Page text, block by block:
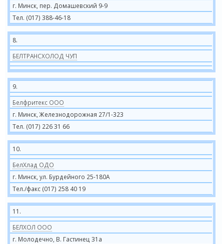
г. Минск, пер. Домашевский 9-9
Тел. (017) 388-46-18
8.
БЕЛТРАНСХОЛОД ЧУП
9.
Белфритекс ООО
г. Минск, Железнодорожная 27/1-323
Тел. (017) 226 31 66
10.
БелХлад ОДО
г. Минск, ул. Бурдейного 25-180А
Тел./факс (017) 258 40 19
11.
БЕЛХОЛ ООО
г. Молодечно, В. Гастинец 31а